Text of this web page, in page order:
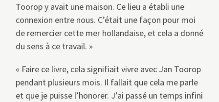
Toorop y avait une maison. Ce lieu a établi une
connexion entre nous. C’était une façon pour moi
de remercier cette mer hollandaise, et cela a donné
du sens à ce travail. »
« Faire ce livre, cela signifiait vivre avec Jan Toorop
pendant plusieurs mois. Il fallait que cela me parle
et que je puisse l’honorer. J’ai passé un temps infini